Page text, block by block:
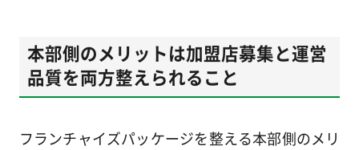
本部側のメリットは加盟店募集と運営
品質を両方整えられること
フランチャイズパッケージを整える本部側のメリ